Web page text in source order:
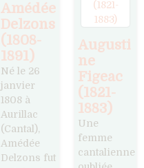
Amédée
Delzons
(1808-
1891)
Né le 26
janvier
1808 à
Aurillac
(Cantal),
Amédée
Delzons fut
Augusti
ne
Figeac
(1821-
1883)
Une
femme
cantalienne